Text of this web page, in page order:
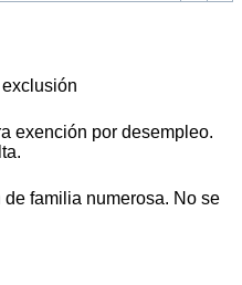
exención por desempleo.
familia numerosa. No se